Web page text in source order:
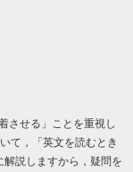
させる」ことを重視し
て，「英文を読むとき
説しますから，疑問を